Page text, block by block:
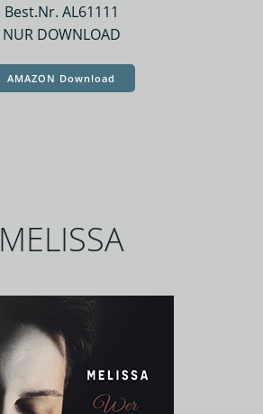
Best.Nr. AL61111
NUR DOWNLOAD
AMAZON Download
MELISSA